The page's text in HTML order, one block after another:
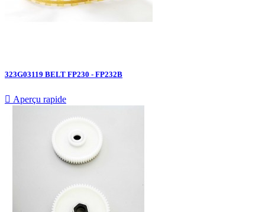
323G03119 BELT FP230 - FP232B
 Aperçu rapide